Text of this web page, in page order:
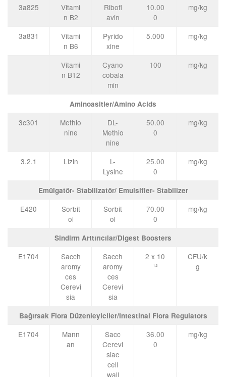
3a825
Vitami
n B2
Ribofl
avin
10.00
0
mg/kg
3a831
Vitami
n B6
Pyrido
xine
5.000 mg/kg
Vitami
n B12
Cyano
cobala
min
100 mg/kg
Aminoasitler/Amino Acids
3c301
Methio
nine
DL-
Methio
nine
50.00
0
mg/kg
3.2.1 Lizin
L-
Lysine
25.00
0
mg/kg
Emülgatör- Stabilizatör/ Emulsifier- Stabilizer
E420
Sorbit
ol
Sorbit
ol
70.00
0
mg/kg
Sindirm Arttırıcılar/Digest Boosters
E1704
Sacch
aromy
ces
Cerevi
sia
Sacch
aromy
ces
Cerevi
sia
2 x 10
¹²
CFU/k
g
Bağırsak Flora Düzenleyiciler/Intestinal Flora Regulators
E1704
Mann
an
Sacc
Cerevi
siae
cell
wall
36.00
0
mg/kg